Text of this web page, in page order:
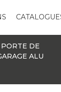
PORTE DE
ALU